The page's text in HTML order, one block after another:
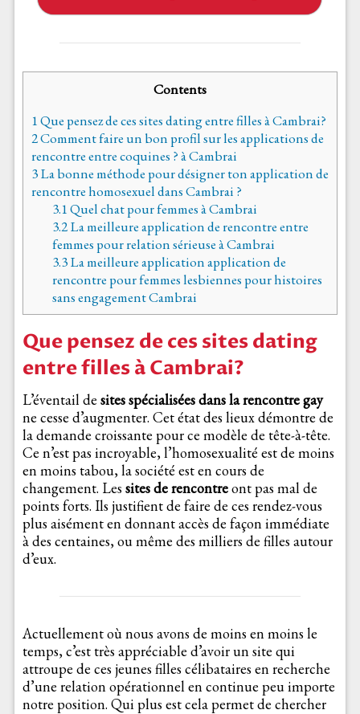
Contents
1Que pensez de ces sites dating entre filles à Cambrai?
2Comment faire un bon profil sur les applications de
rencontre entre coquines ? à Cambrai
3La bonne méthode pour désigner ton application de
rencontre homosexuel dans Cambrai ?
3.1Quel chat pour femmes à Cambrai
3.2La meilleure application de rencontre entre
femmes pour relation sérieuse à Cambrai
3.3La meilleure application application de
rencontre pour femmes lesbiennes pour histoires
sans engagement Cambrai
Que pensez de ces sites dating
entre filles à Cambrai?
L’éventail de sites spécialisées dans la rencontre gay
ne cesse d’augmenter. Cet état des lieux démontre de
la demande croissante pour ce modèle de tête-à-tête.
Ce n’est pas incroyable, l’homosexualité est de moins
en moins tabou, la société est en cours de
changement. Les sites de rencontreont pas mal de
points forts. Ils justifient de faire de ces rendez-vous
plus aisément en donnant accès de façon immédiate
à des centaines, ou même des milliers de filles autour
d’eux.
Actuellement où nous avons de moins en moins le
temps, c’est très appréciable d’avoir un site qui
attroupe de ces jeunes filles célibataires en recherche
d’une relation opérationnel en continue peu importe
notre position. Qui plus est cela permet de chercher